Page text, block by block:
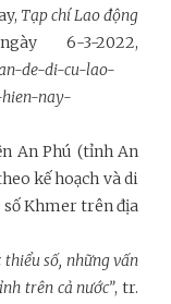
Tạp chí Lao động
6-3-2022,
de-di-cu-lao-
nay-
An Phú (tỉnh An
kế hoạch và di
số Khmer trên địa
số, những vấn
trên cả nước”, tr.